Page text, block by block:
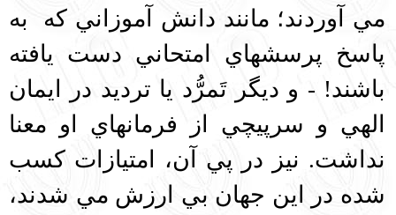
مي‌ آوردند؛ مانند دانش آموزاني كه به
پاسخ پرسشهاي امتحاني دست يافته
باشند! - و ديگر تَمرُّد يا ترديد در ايمان
الهي و سرپيچي از فرمانهاي او معنا
نداشت. نيز در پي آن، امتيازات كسب
شده در اين جهان بي‌‌ ارزش مي شدند،